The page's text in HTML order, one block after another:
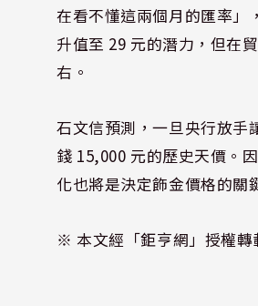
在看不懂這兩個月的匯率」
升值至 29 元的潛力，但在
右。
石文信預測，一旦央行放手
錢 15,000 元的歷史天價。
化也將是決定飾金價格的關
※ 本文經「鉅亨網」授權轉